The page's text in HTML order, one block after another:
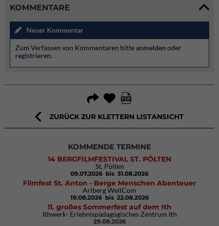
KOMMENTARE
Neuer Kommentar
Zum Verfassen von Kommentaren bitteanmelden oder
registrieren.
ZURÜCK ZUR KLETTERN LISTANSICHT
KOMMENDE TERMINE
14 BERGFILMFESTIVAL ST. PÖLTEN
St. Pölten
09.07.2026 bis 31.08.2026
Filmfest St. Anton - Berge Menschen Abenteuer
Arlberg WellCom
19.08.2026 bis 22.08.2026
11. großes Sommerfest auf dem Ith
Ithwerk- Erlebnispädagogisches Zentrum Ith
29.08.2026